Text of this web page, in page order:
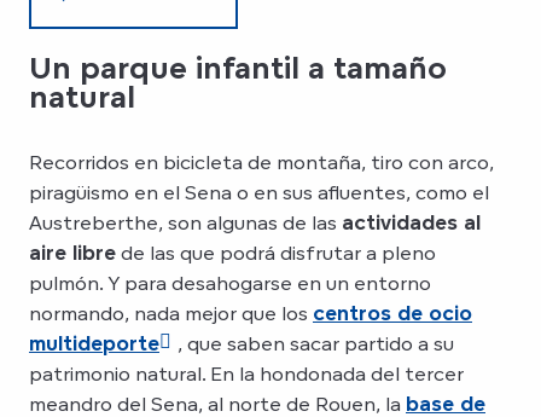
Un parque infantil a tamaño
natural
Recorridos en bicicleta de montaña, tiro con arco,
piragüismo en el Sena o en sus afluentes, como el
Austreberthe, son algunas de las actividades al
aire libre de las que podrá disfrutar a pleno
pulmón. Y para desahogarse en un entorno
normando, nada mejor que los centros de ocio
multideporte
, que saben sacar partido a su
patrimonio natural. En la hondonada del tercer
meandro del Sena, al norte de Rouen, la base de